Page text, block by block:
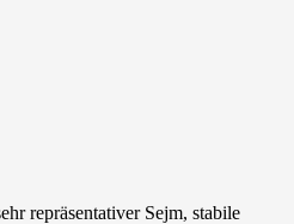
repräsentativer Sejm, stabile